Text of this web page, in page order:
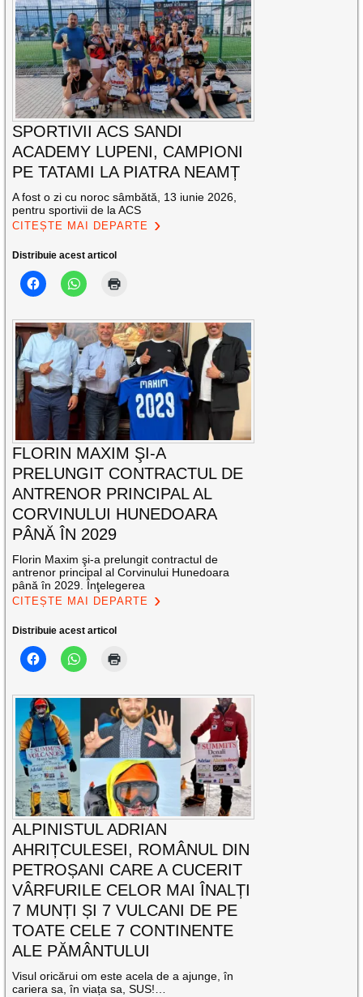
SPORTIVII ACS SANDI
ACADEMY LUPENI, CAMPIONI
PE TATAMI LA PIATRA NEAMȚ
A fost o zi cu noroc sâmbătă, 13 iunie 2026,
pentru sportivii de la ACS
CITEȘTE MAI DEPARTE
Distribuie acest articol
FLORIN MAXIM ŞI-A
PRELUNGIT CONTRACTUL DE
ANTRENOR PRINCIPAL AL
CORVINULUI HUNEDOARA
PÂNĂ ÎN 2029
Florin Maxim şi-a prelungit contractul de
antrenor principal al Corvinului Hunedoara
până în 2029. Înţelegerea
CITEȘTE MAI DEPARTE
Distribuie acest articol
ALPINISTUL ADRIAN
AHRIȚCULESEI, ROMÂNUL DIN
PETROȘANI CARE A CUCERIT
VÂRFURILE CELOR MAI ÎNALȚI
7 MUNȚI ȘI 7 VULCANI DE PE
TOATE CELE 7 CONTINENTE
ALE PĂMÂNTULUI
Visul oricărui om este acela de a ajunge, în
cariera sa, în viața sa, SUS!…